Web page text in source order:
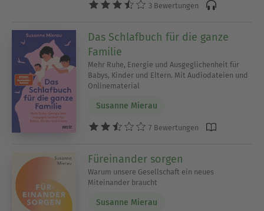
3 Bewertungen
Das Schlafbuch für die ganze
Familie
Mehr Ruhe, Energie und Ausgeglichenheit für
Babys, Kinder und Eltern. Mit Audiodateien und
Onlinematerial
Susanne Mierau
7 Bewertungen
Füreinander sorgen
Warum unsere Gesellschaft ein neues
Miteinander braucht
Susanne Mierau